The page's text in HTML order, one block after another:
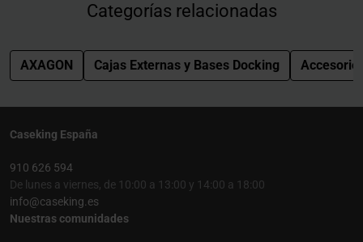
Categorías relacionadas
AXAGON Cajas Externas y Bases Docking
Caseking España
910 626 594
De lunes a viernes, de 10:00 a 13:00 y 14:00 a 18:00
info@caseking.es
Nuestras comunidades